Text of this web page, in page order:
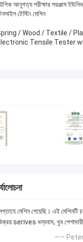
আনুগত্য পরীক্ষার সরঞ্জাম
টেস্টিং মেশিন
/ Wood / Textile /
Tensile Tester
মেশিন পেয়েছি। এই মেশিনটি
serives ধন্যবাদ, খুব
——